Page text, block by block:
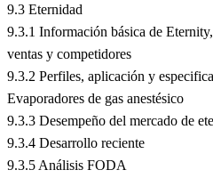
9.3 Eternidad
9.3.1 Información básica de
ventas y competidores
9.3.2 Perfiles, aplicación y
Evaporadores de gas anestésico
9.3.3 Desempeño del mercado de
9.3.4 Desarrollo reciente
9.3.5 Análisis FODA